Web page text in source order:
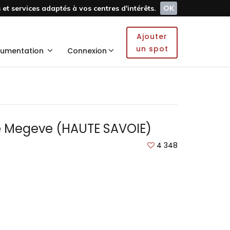
services adaptés à vos centres d'intérêts. OK
Connexion
Ajouter
un spot
(HAUTE SAVOIE)
4 348